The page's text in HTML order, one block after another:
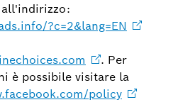
?c=2&lang=EN
. Per
è possibile visitare la
policy